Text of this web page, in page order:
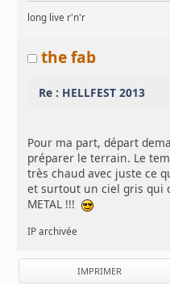
long live r'n'r
the fab
Re : HELLFEST 2013
Pour ma part, départ
préparer le terrain. Le
très chaud avec juste ce
et surtout un ciel gris qui
METAL !!!
IP archivée
IMPRIMER